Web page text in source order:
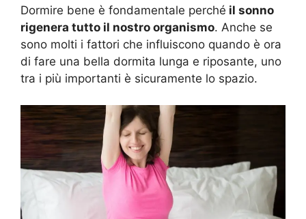
Dormire bene è fondamentale perché il sonno
rigenera tutto il nostro organismo. Anche se
sono molti i fattori che influiscono quando è ora
di fare una bella dormita lunga e riposante, uno
tra i più importanti è sicuramente lo spazio.